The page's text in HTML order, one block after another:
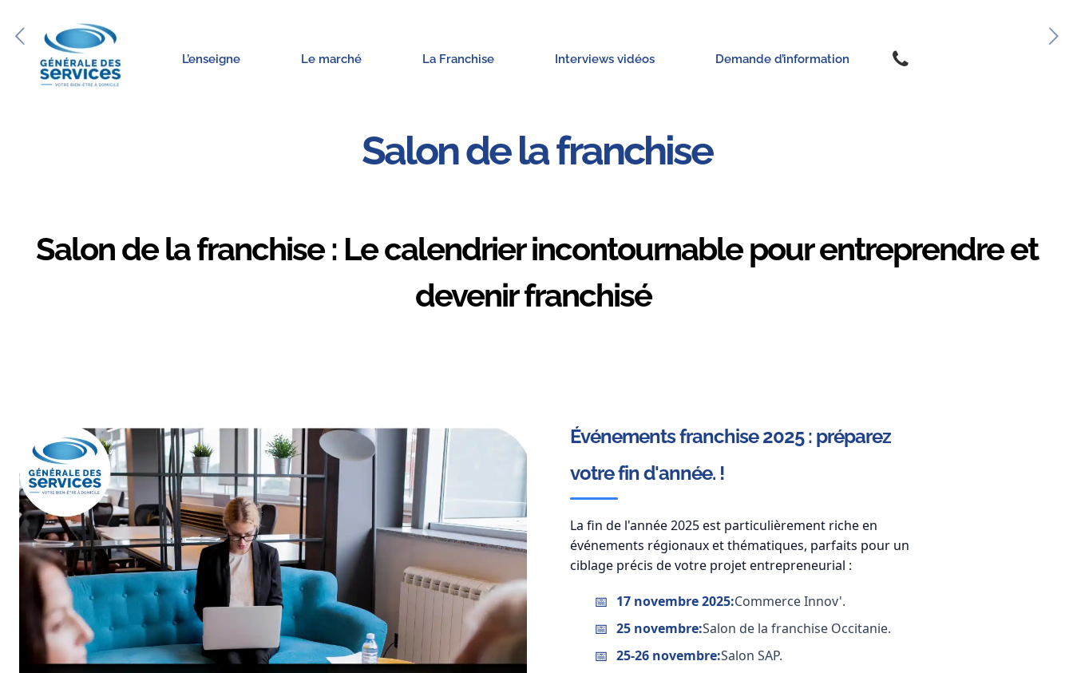
L’enseigne Le marché La Franchise Interviews vidéos Demande d’information
Salon de la franchise
Salon de la franchise : Le calendrier incontournable pour entreprendre et
devenir franchisé
Événements franchise 2025 : préparez
votre fin d'année. !
La fin de l'année 2025 est particulièrement riche en
événements régionaux et thématiques, parfaits pour un
ciblage précis de votre projet entrepreneurial :
17 novembre 2025:Commerce Innov'.
25 novembre:Salon de la franchise Occitanie.
25-26 novembre:Salon SAP.